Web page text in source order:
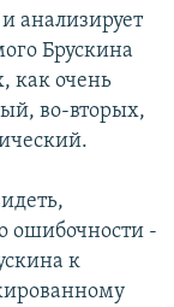
анализирует
Брускина
как очень
во-вторых,
ошибочности -
к